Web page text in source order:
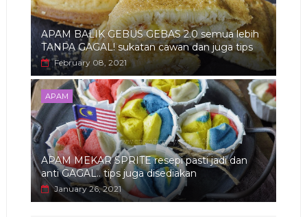
APAM BALIK GEBUS GEBAS 2.0 semua lebih
TANPA GAGAL! sukatan cawan dan juga tips
February 08, 2021
APAM
APAM MEKAR SPRITE resepi pasti jadi dan
anti GAGAL.. tips juga disediakan
January 26, 2021